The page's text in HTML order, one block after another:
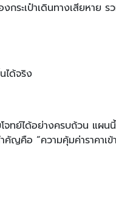
ระเป๋าเดินทางเสียหาย
ได้จริง
ทย์ได้อย่างครบถ้วน แผน
คือ “ความคุ้มค่าราคาเข้